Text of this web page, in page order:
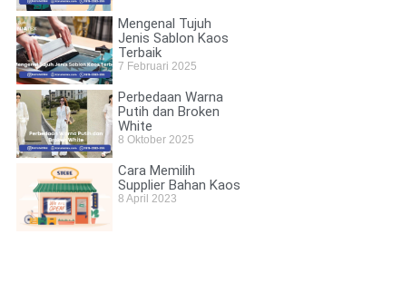
Mengenal Tujuh
Jenis Sablon Kaos
Terbaik
7 Februari 2025
Perbedaan Warna
Putih dan Broken
White
8 Oktober 2025
Cara Memilih
Supplier Bahan Kaos
8 April 2023